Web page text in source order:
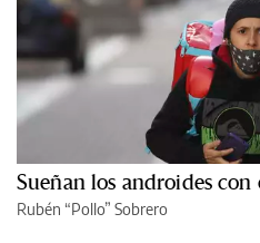
Sueñan los androides con
Rubén “Pollo” Sobrero